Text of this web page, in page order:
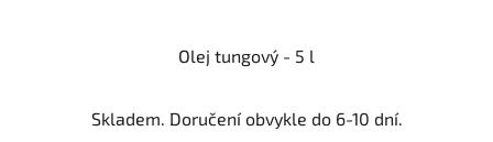
Olej tungový - 5 l
Skladem. Doručení obvykle do 6-10 dní.